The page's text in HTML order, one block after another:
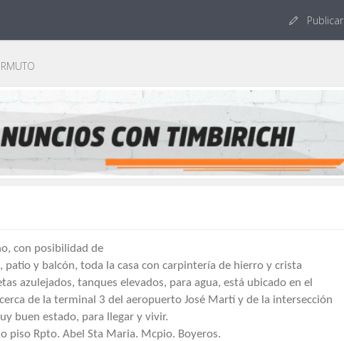
Publicar
con posibilidad de
patio y balcón, toda la casa con carpintería de hierro y crista
azulejados, tanques elevados, para agua, está ubicado en el
de la terminal 3 del aeropuerto José Martí y de la intersección
buen estado, para llegar y vivir.
piso Rpto. Abel Sta Maria. Mcpio. Boyeros.